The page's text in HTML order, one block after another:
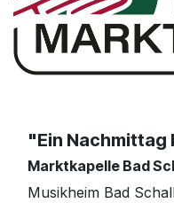
"Ein
Marktkapelle Bad
Musikheim Bad